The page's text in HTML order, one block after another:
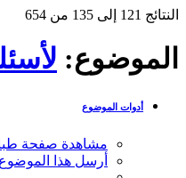
النتائج 121 إلى 135 من 654
الموضوع:
أدوات الموضوع
مشاهدة صفحة
أرسل هذا